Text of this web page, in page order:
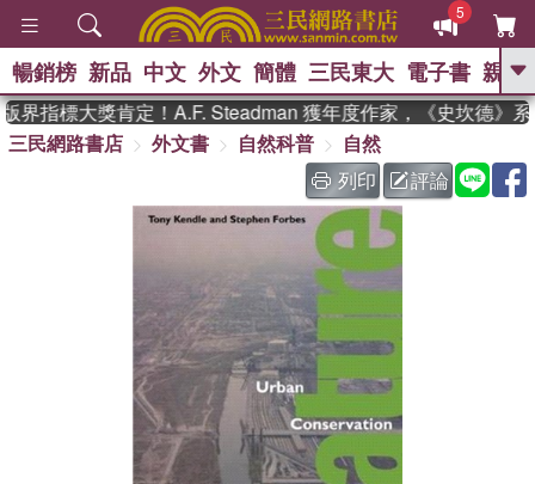
5
GO
熱搜： 東野圭吾 、
、 如果歷史是一群喵 、 暑期
國際布克獎 臺灣漫遊錄 、 方
念華 、 台灣的李登輝時代
孩：黎曼猜想 、 偉大的迷走神經
暢銷榜 新品 中文 外文 簡體 三民東大 電子書 親子
指標大獎肯定！A.F. Steadman 獲年度作家，《史坎德》系
三民網路書店
外文書 自然科普
自然
列印
評論